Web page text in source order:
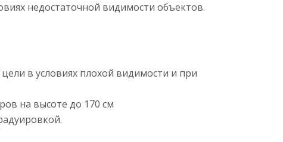
недостаточной видимости объектов.
в условиях плохой видимости и при
на высоте до 170 см